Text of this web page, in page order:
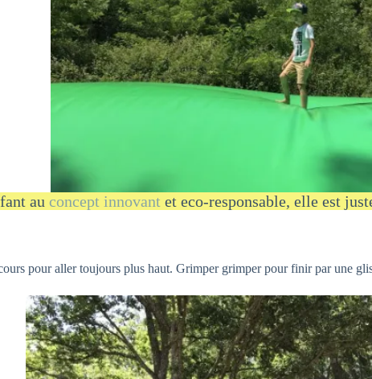
au concept innovant et eco-responsable, elle est
pour aller toujours plus haut. Grimper grimper pour finir par une